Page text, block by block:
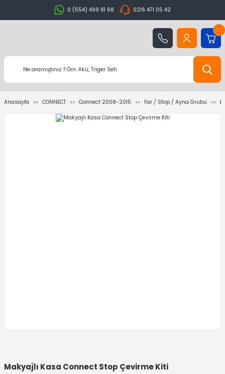
0 (554) 499 81 68 0216 471 05 42
Anasayfa CONNECT Connect 2008-2015 Far / Stop / Ayna Grubu
Makyajlı Kasa Connect Stop Çevirme Kiti